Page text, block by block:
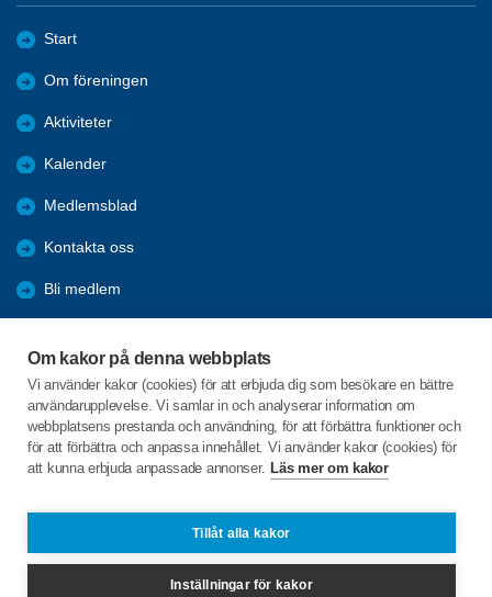
Om kakor på denna webbplats
Vi använder kakor (cookies) för att erbjuda dig som besökare en bättre
användarupplevelse. Vi samlar in och analyserar information om
webbplatsens prestanda och användning, för att förbättra funktioner och
för att förbättra och anpassa innehållet. Vi använder kakor (cookies) för
att kunna erbjuda anpassade annonser. Läs mer om kakor
Tillåt alla kakor
Inställningar för kakor
Start
Om föreningen
Aktiviteter
Kalender
Medlemsblad
Kontakta oss
Bli medlem
Externa länkar
SPF-appen
C/o:Grass